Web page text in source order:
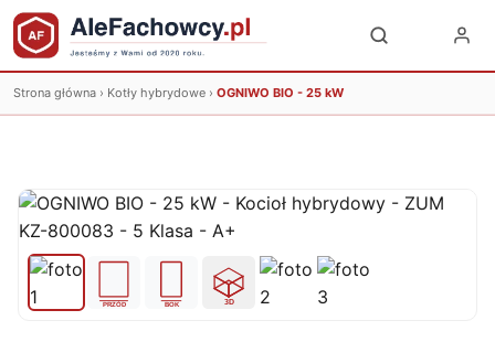
Strona główna › Kotły hybrydowe › OGNIWO BIO - 25 kW